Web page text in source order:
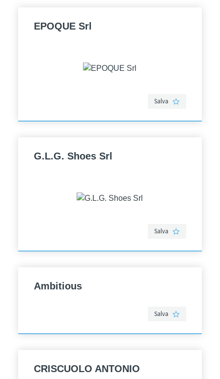
EPOQUE Srl
Salva
G.L.G. Shoes Srl
Salva
Ambitious
Salva
CRISCUOLO ANTONIO